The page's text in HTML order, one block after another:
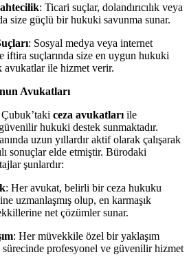
: Ticari suçlar, dolandırıcılık veya
size güçlü bir hukuki savunma sunar.
: Sosyal medya veya internet
iftira suçlarında size en uygun hukuki
avukatlar ile hizmet verir.
Avukatları
Çubuk’taki ceza avukatları ile
hukuki destek sunmaktadır.
uzun yıllardır aktif olarak çalışarak
sonuçlar elde etmiştir. Bürodaki
şunlardır:
: Her avukat, belirli bir ceza hukuku
uzmanlaşmış olup, en karmaşık
net çözümler sunar.
: Her müvekkile özel bir yaklaşım
sürecinde profesyonel ve güvenilir hizmet